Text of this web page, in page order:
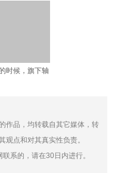
时候，旗下轴
作品，均转载自其它媒体，转
观点和对其真实性负责。
系的，请在30日内进行。